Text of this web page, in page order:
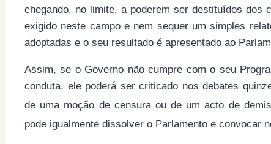
chegando, no limite, a poderem ser destituídos dos
exigido neste campo e nem sequer um simples
adoptadas e o seu resultado é apresentado ao
Assim, se o Governo não cumpre com o seu
conduta, ele poderá ser criticado nos debates
de uma moção de censura ou de um acto de
pode igualmente dissolver o Parlamento e convocar